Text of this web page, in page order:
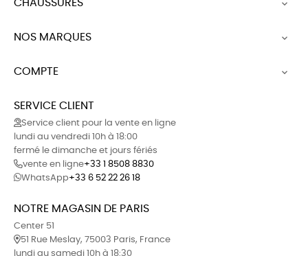
CHAUSSURES 
NOS MARQUES 
COMPTE 
SERVICE CLIENT
Service client pour la vente en ligne
lundi au vendredi 10h à 18:00
fermé le dimanche et jours fériés
vente en ligne+33 1 8508 8830
WhatsApp+33 6 52 22 26 18
NOTRE MAGASIN DE PARIS
Center 51
51 Rue Meslay, 75003 Paris, France
lundi au samedi 10h à 18:30